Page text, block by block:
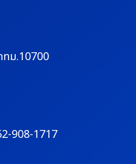
ทม.10700
908-1717